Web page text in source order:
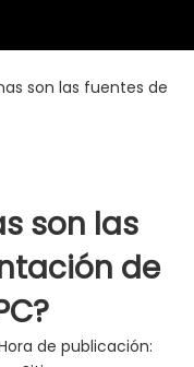
son las fuentes de
son las
de
de publicación: